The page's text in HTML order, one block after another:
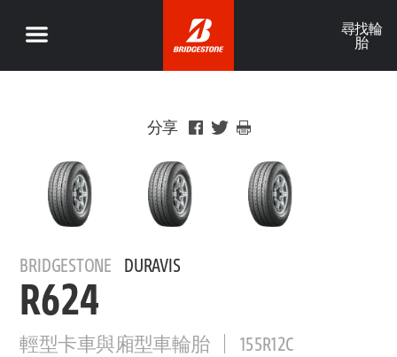
尋找輪
胎
分享
BRIDGESTONE DURAVIS
R624
輕型卡車與廂型車輪胎 155R12C